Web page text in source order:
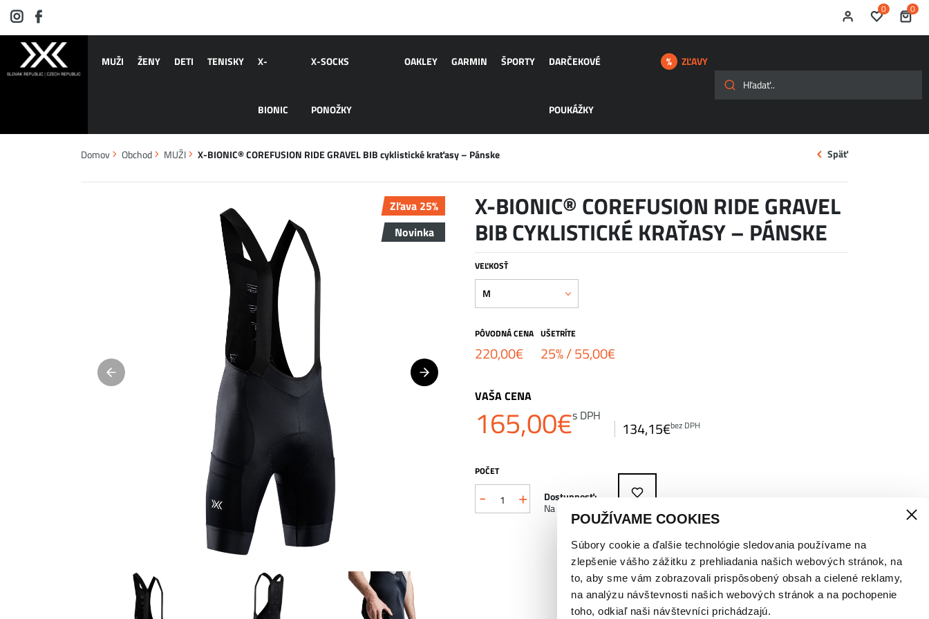
POUŽÍVAME COOKIES
Súbory cookie a ďalšie technológie sledovania používame na
zlepšenie vášho zážitku z prehliadania našich webových stránok, na
to, aby sme vám zobrazovali prispôsobený obsah a cielené reklamy,
na analýzu návštevnosti našich webových stránok a na pochopenie
toho, odkiaľ naši návštevníci prichádzajú.
0 0
MUŽI ŽENY DETI TENISKY X-
BIONIC
X-SOCKS
PONOŽKY
OAKLEY GARMIN ŠPORTY DARČEKOVÉ
POUKÁŽKY
ZĽAVY
Domov Obchod MUŽI X-BIONIC® COREFUSION RIDE GRAVEL BIB cyklistické kraťasy – Pánske Späť
Zľava 25%
Novinka
X-BIONIC® COREFUSION RIDE GRAVEL
BIB CYKLISTICKÉ KRAŤASY – PÁNSKE
VEĽKOSŤ
M
PÔVODNÁ CENA
220,00€
UŠETRÍTE
25% /55,00€
VAŠA CENA
165,00€s DPH
134,15€bez DPH
POČET
- +
Dostupnosť:
Na sklade